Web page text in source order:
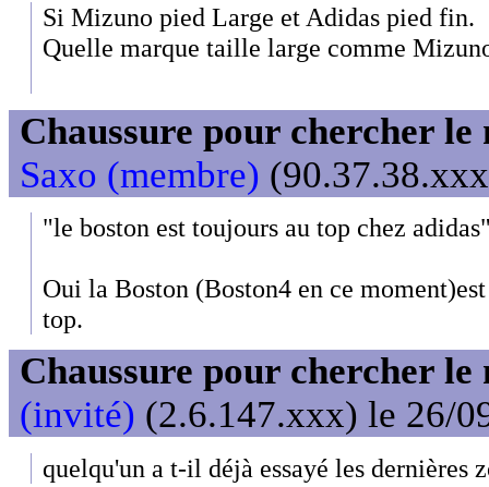
Si Mizuno pied Large et Adidas pied fin.
Quelle marque taille large comme
Chaussure pour chercher
Saxo (membre)
"le boston est toujours au top chez
Oui la Boston (Boston4 en ce
top.
Chaussure pour chercher
(invité) (2.6.147.xxx) le 26/
quelqu'un a t-il déjà essayé les dernières